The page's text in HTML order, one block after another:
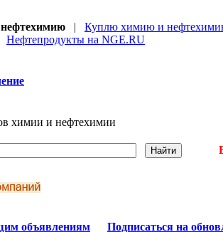
| Куплю химию и
Нефтепродукты на NGE.RU
химии и нефтехимии
объявлениям Подписаться на